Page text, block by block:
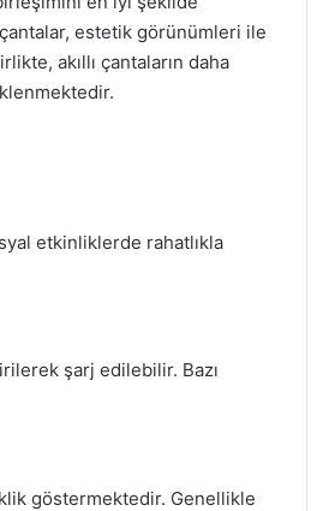
çantalar, estetik görünümleri ile
akıllı çantaların daha
etkinliklerde rahatlıkla
şarj edilebilir. Bazı
göstermektedir. Genellikle